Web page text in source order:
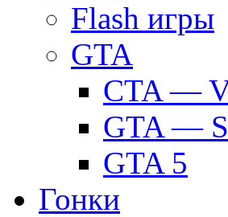
Flash игры
GTA
CTA —
GTA —
GTA 5
Гонки